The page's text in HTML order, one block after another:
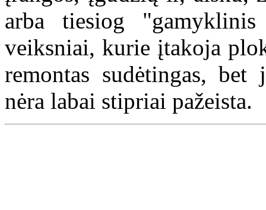
arba tiesiog
veiksniai, kurie įtakoja
remontas sudėtingas,
nėra labai stipriai pažeista.